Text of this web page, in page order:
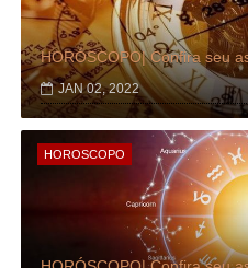
HORÓSCOPO| Confira seu
JAN 02, 2022
HOROSCOPO